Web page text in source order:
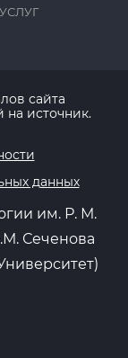
сайта
источник.
данных
им. Р. М.
Сеченова